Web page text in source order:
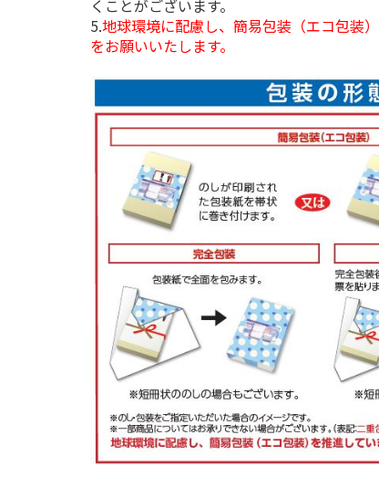
くことがございます。
5.地球環境に配慮し、簡易包装（エコ包装
をお願いいたします。